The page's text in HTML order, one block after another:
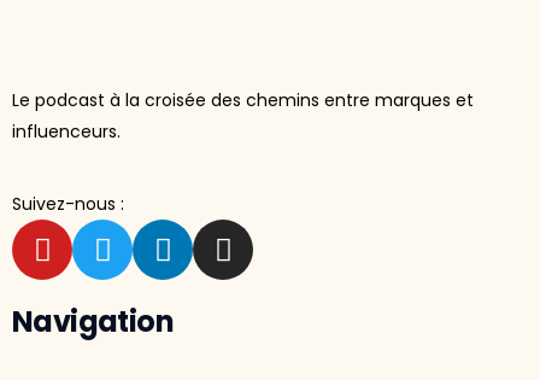
Le podcast à la croisée des chemins entre marques et
influenceurs.
Suivez-nous :
Navigation